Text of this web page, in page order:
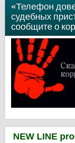
«Телефон
судебных
сообщите о
NEW LINE